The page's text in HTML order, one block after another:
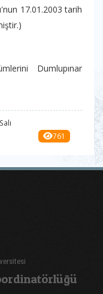
17.01.2003 tarih
Dumlupınar
761